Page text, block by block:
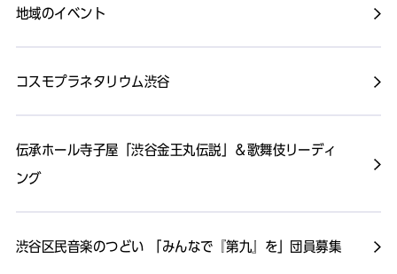
地域のイベント
コスモプラネタリウム渋谷
伝承ホール寺子屋「渋谷金王丸伝説」＆歌舞伎リーディ
ング
渋谷区民音楽のつどい 「みんなで『第九』を」団員募集